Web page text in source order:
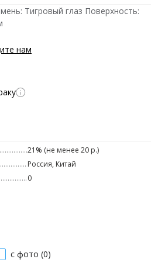
Тигровый глаз Поверхность:
нам
21% (не менее 20 р.)
Россия, Китай
0
с фото (0)